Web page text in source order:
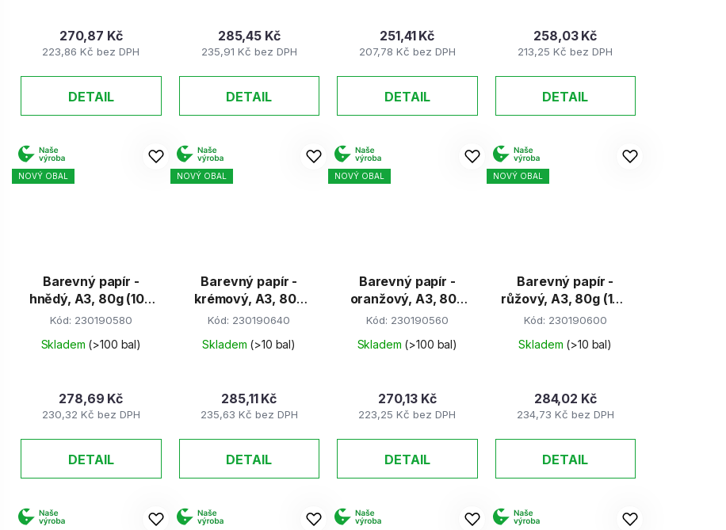
223,86 Kč bez DPH
270,87 Kč
DETAIL
235,91 Kč bez DPH
285,45 Kč
DETAIL
207,78 Kč bez DPH
251,41 Kč
DETAIL
213,25 Kč bez DPH
258,03 Kč
DETAIL
NOVÝ OBAL
Barevný papír -
hnědý, A3, 80g (100
listů)
Kód: 230190580
Skladem (>100 bal)
230,32 Kč bez DPH
278,69 Kč
DETAIL
NOVÝ OBAL
Barevný papír -
krémový, A3, 80g
(100 listů)
Kód: 230190640
Skladem (>10 bal)
235,63 Kč bez DPH
285,11 Kč
DETAIL
NOVÝ OBAL
Barevný papír -
oranžový, A3, 80g
(100 listů)
Kód: 230190560
Skladem (>100 bal)
223,25 Kč bez DPH
270,13 Kč
DETAIL
NOVÝ OBAL
Barevný papír -
růžový, A3, 80g (100
listů)
Kód: 230190600
Skladem (>10 bal)
234,73 Kč bez DPH
284,02 Kč
DETAIL